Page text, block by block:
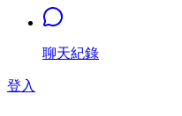
聊天紀錄
登入